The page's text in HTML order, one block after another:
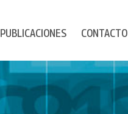
PUBLICACIONES CONTACTO